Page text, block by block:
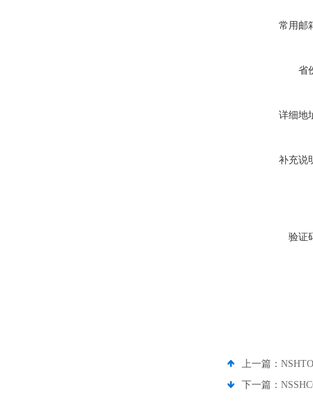
常用邮
省
详细地
补充说
验证
上一篇：
下一篇：